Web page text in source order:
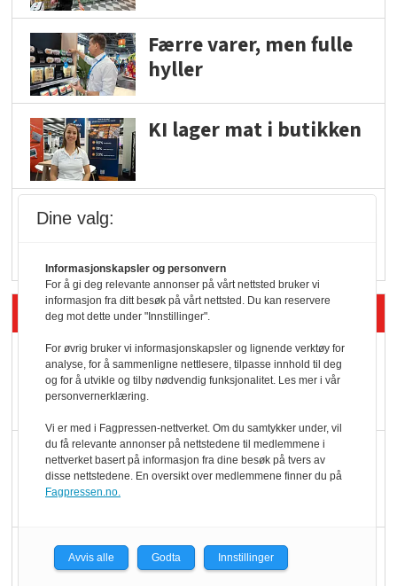
Færre varer, men fulle
hyller
KI lager mat i butikken
Siste artikler - Økologisk
Kolonihagens norske
yoghurt: Trues av
melkemangel
Marit Kolby vant
Økologisk Norge sin
Blir enklere å velge
økologisk i butikkhylla
Dine valg:
Informasjonskapsler og personvern
For å gi deg relevante annonser på vårt nettsted bruker vi
informasjon fra ditt besøk på vårt nettsted. Du kan reservere
deg mot dette under "Innstillinger".
For øvrig bruker vi informasjonskapsler og lignende verktøy for
analyse, for å sammenligne nettlesere, tilpasse innhold til deg
og for å utvikle og tilby nødvendig funksjonalitet. Les mer i vår
personvernerklæring.
Vi er med i Fagpressen-nettverket. Om du samtykker under, vil
du få relevante annonser på nettstedene til medlemmene i
nettverket basert på informasjon fra dine besøk på tvers av
disse nettstedene. En oversikt over medlemmene finner du på
Fagpressen.no.
Avvis alle Godta Innstillinger